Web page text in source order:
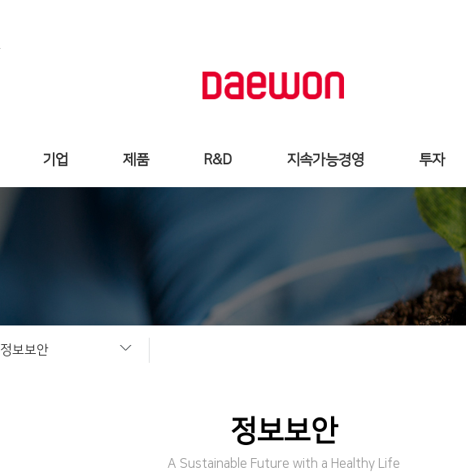
기업
오시는 길
제품 R&D
연구과제
주요연구성과
지속가능경영
정보보안
투자
주가정보
재무정보
IR
정보보안
정보보안
A Sustainable Future with a Healthy Life